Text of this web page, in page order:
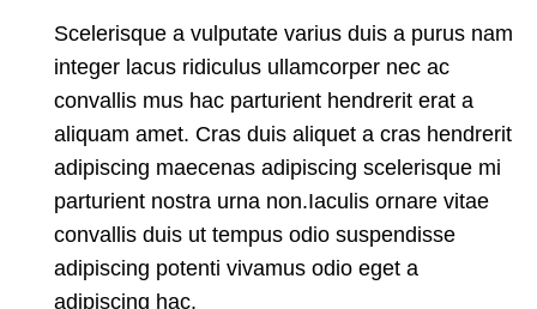
Scelerisque a vulputate varius duis a purus nam
integer lacus ridiculus ullamcorper nec ac
convallis mus hac parturient hendrerit erat a
aliquam amet. Cras duis aliquet a cras hendrerit
adipiscing maecenas adipiscing scelerisque mi
parturient nostra urna non.Iaculis ornare vitae
convallis duis ut tempus odio suspendisse
adipiscing potenti vivamus odio eget a
adipiscing hac.